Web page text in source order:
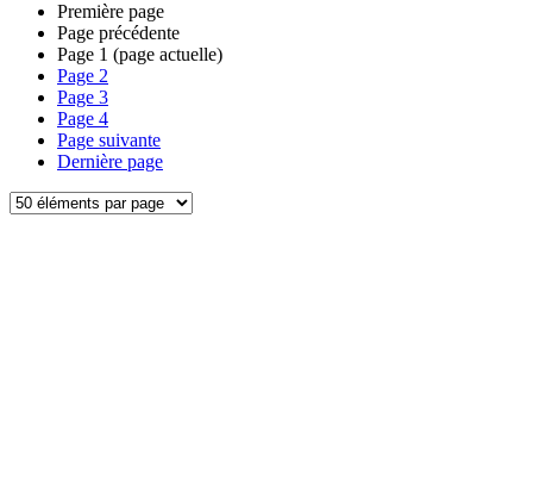
Première page
Page précédente
Page 1 (page actuelle)
Page 2
Page 3
Page 4
Page suivante
Dernière page